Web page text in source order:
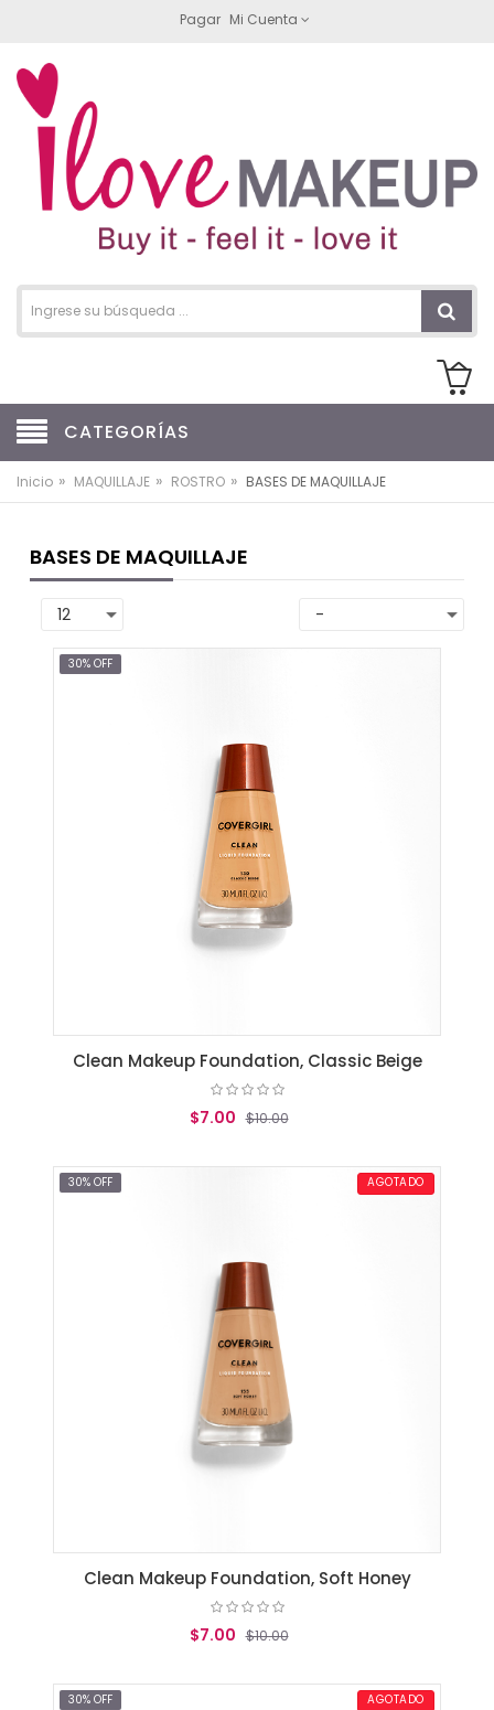
Pagar Mi Cuenta
CATEGORÍAS
Inicio » MAQUILLAJE » ROSTRO » BASES DE MAQUILLAJE
BASES DE MAQUILLAJE
30% OFF
Clean Makeup Foundation, Classic Beige
$7.00 $10.00
30% OFF AGOTADO
Clean Makeup Foundation, Soft Honey
$7.00 $10.00
30% OFF AGOTADO